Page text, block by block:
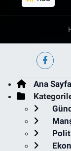
Ana Sayfa